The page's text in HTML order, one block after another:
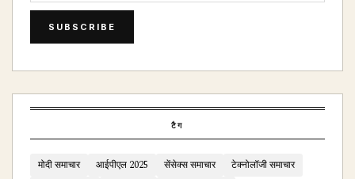
SUBSCRIBE
टैग
मोदी समाचार आईपीएल 2025 सेंसेक्स समाचार
टेक्नोलॉजी समाचार